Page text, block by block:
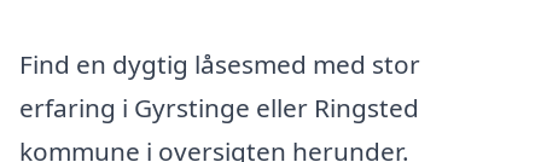
Find en dygtig låsesmed med stor
erfaring i Gyrstinge eller Ringsted
kommune i oversigten herunder.